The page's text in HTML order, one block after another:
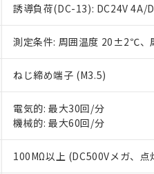
誘導負荷(DC-13): DC24V 4A/
測定条件: 周囲温度 20±2℃、
ねじ締め端子 (M3.5)
電気的: 最大30回/分
機械的: 最大60回/分
100MΩ以上 (DC500Vメガ、点
す。
マイパーツ機能（部
お客様が当ウェブサ
が、当社の製品・サ
さい。
※当社の共同利用者
いる法人を指します。
※3 非含有証明書ダウ
下記の非含有証明書をダウ
EU RoHS指令（10物質）の
51物質の非含有証明書（当
※本証明書は発行日時点で
また、RoHS指令のフタル
混在することから備考欄
「ｅ」：有害物質（10物質
「10」：通常の使用状況下
味します。
機器販売店・当
空
白
受注生産機種、